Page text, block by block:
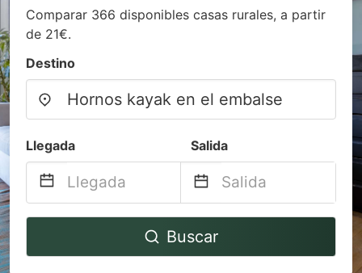
Comparar 366 disponibles casas rurales, a partir
de 21€.
Destino
Llegada Salida
Navigate
to
Navigate
to
Buscar